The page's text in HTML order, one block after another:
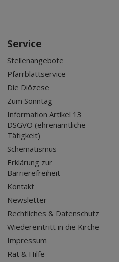
Service
Stellenangebote
Pfarrblattservice
Die Diözese
Zum Sonntag
Information Artikel 13
DSGVO (ehrenamtliche
Tätigkeit)
Schematismus
Erklärung zur
Barrierefreiheit
Kontakt
Newsletter
Rechtliches & Datenschutz
Wiedereintritt in die Kirche
Impressum
Rat & Hilfe